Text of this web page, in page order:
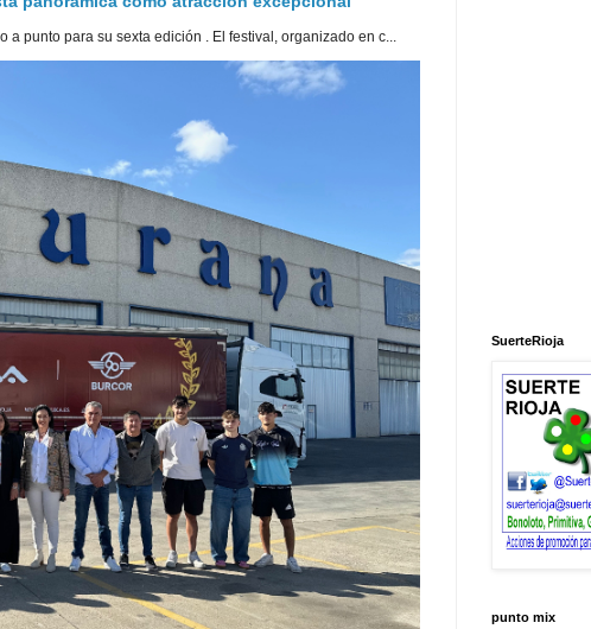
punto para su sexta edición . El festival, organizado en c...
SuerteRioja
punto mix